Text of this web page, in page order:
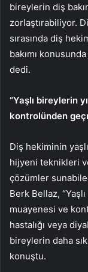
bireylerin diş
zorlaştırabiliyor.
sırasında diş
bakımı
dedi.
“Yaşlı bireylerin
kontrolünden
Diş hekiminin
hijyeni teknikleri
çözümler
Berk Bellaz,
muayenesi ve
hastalığı veya
bireylerin daha
konuştu.